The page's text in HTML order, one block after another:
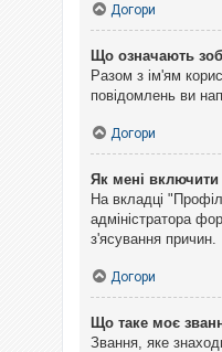
Догори
Що означають
Разом з ім'ям
повідомлень ви
Догори
Як мені
На вкладці
адміністратора
з'ясування причин.
Догори
Що таке моє
Звання, яке